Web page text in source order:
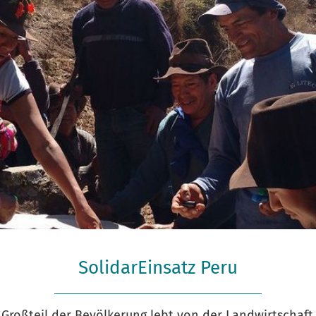
Förderung von nachhaltiger Landwirtschaft
SolidarEinsatz Peru